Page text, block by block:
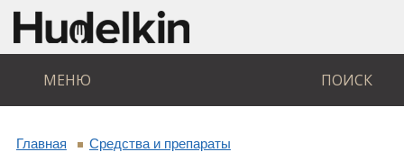
МЕНЮ ПОИСК
Главная Средства и препараты